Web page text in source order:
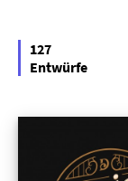
127
Entwürfe